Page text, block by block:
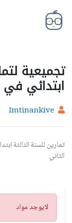
تجميعية
ابتدائي في
Imtinankive
الثاني
تنبيه
لايوجد مواد